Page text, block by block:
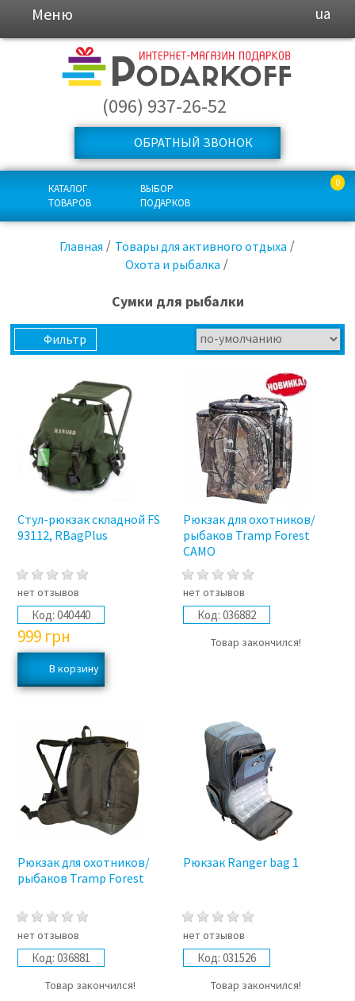
Меню ua
(096) 937-26-52
ОБРАТНЫЙ ЗВОНОК
КАТАЛОГ
ТОВАРОВ
ВЫБОР
ПОДАРКОВ
0
Главная
Товары для активного отдыха
Охота и рыбалка
Сумки для рыбалки
Фильтр
Стул-рюкзак складной FS
93112, RBagPlus
нет отзывов
Код: 040440
999 грн
Рюкзак для охотников/
рыбаков Tramp Forest
CAMO
нет отзывов
Код: 036882
Товар закончился!
Рюкзак для охотников/
рыбаков Tramp Forest
нет отзывов
Код: 036881
Товар закончился!
Рюкзак Ranger bag 1
нет отзывов
Код: 031526
Товар закончился!